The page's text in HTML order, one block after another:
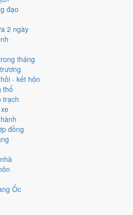
đạo
2 ngày
tháng
- kết hôn
thổ
trạch
đồng
Ốc
ở
Trực Bế kéo giảm điểm.
nghĩa là gì
· Can Chi và Ngũ hành ngày
28 Tú và Hoàng Đạo - Hắc Đạo.
2028 không hợp
sao?
có nghĩa phải hoãn hết. Hai việc bị
lịch của bạn.
Đạo trong chính ngày này.
giờ hành chính nên dễ sắp xếp nhất
đúng ngày 15/12/2028. Bảng đủ 6 giờ
Đạo nằm ngay mục kế tiếp.